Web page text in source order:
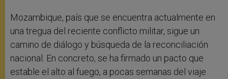
Mozambique, país que se encuentra actualmente en
una tregua del reciente conflicto militar, sigue un
camino de diálogo y búsqueda de la reconciliación
nacional. En concreto, se ha firmado un pacto que
estable el alto al fuego, a pocas semanas del viaje